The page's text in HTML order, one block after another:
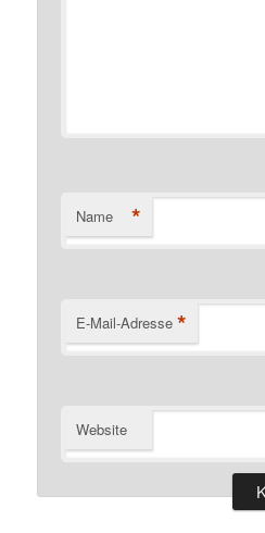
Name *
E-Mail-Adresse *
Website